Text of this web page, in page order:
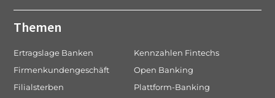
Themen
Ertragslage Banken
Kennzahlen Fintechs
Firmenkundengeschäft
Open Banking
Filialsterben
Plattform-Banking